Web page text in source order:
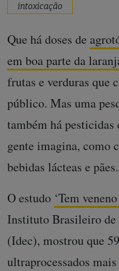
intoxicação
Que há doses de
em boa parte da
frutas e verduras que
público. Mas uma
também há
gente imagina, como
bebidas lácteas e pães.
O estudo ‘Tem
Instituto Brasileiro de
(Idec), mostrou que
ultraprocessados